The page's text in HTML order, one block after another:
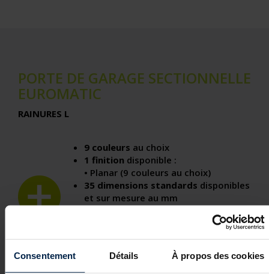
Consentement Détails À propos des cookies
PORTE DE GARAGE SECTIONNELLE
EUROMATIC
RAINURES L
9 couleurs au choix
1 finition disponible :
• Planar (9 couleurs au choix)
35 dimensions standards disponibles
et sur mesure au mm